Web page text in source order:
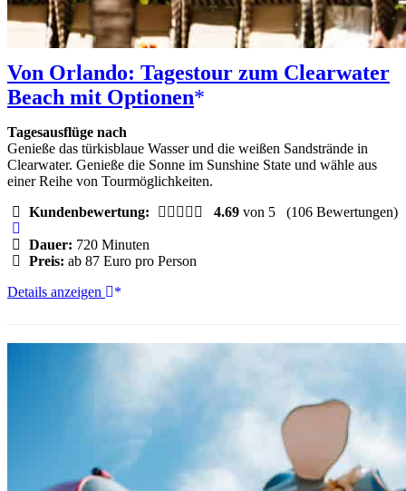
Von Orlando: Tagestour zum Clearwater
Beach mit Optionen
Tagesausflüge nach
Genieße das türkisblaue Wasser und die weißen Sandstrände in
Clearwater. Genieße die Sonne im Sunshine State und wähle aus
einer Reihe von Tourmöglichkeiten.
Kundenbewertung:
4.69 von 5 (106 Bewertungen)
Dauer: 720 Minuten
Preis: ab 87 Euro pro Person
Von
zum
Details anzeigen